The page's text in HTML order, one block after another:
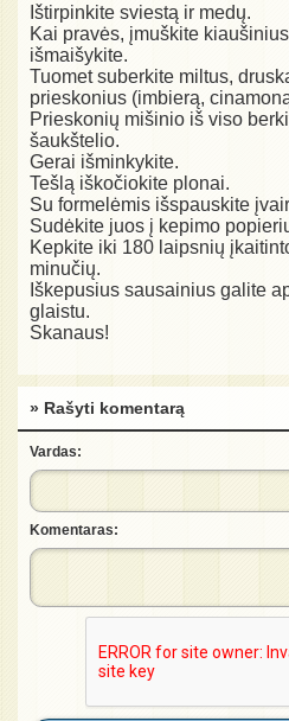
Ištirpinkite sviestą ir medų.
Kai pravės, įmuškite
išmaišykite.
Tuomet suberkite miltus,
prieskonius (imbierą,
Prieskonių mišinio iš viso
šaukštelio.
Gerai išminkykite.
Tešlą iškočiokite plonai.
Su formelėmis išspauskite
Sudėkite juos į kepimo
Kepkite iki 180 laipsnių
minučių.
Iškepusius sausainius galite
glaistu.
Skanaus!
» Rašyti komentarą
Vardas:
Komentaras: